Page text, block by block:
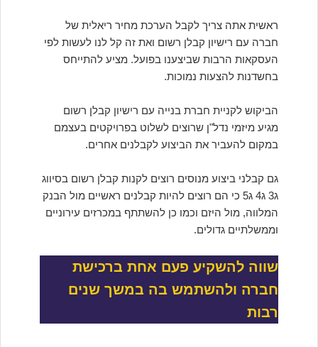
ראשית אתה צריך לקבל הערכת מחיר ריאלית של
חברה עם רישיון קבלן רשום ואת זה קל לנו לעשות לפי
העסקאות הרבות שביצענו בפועל. מציע להתייחס
בחשדנות להצעות נמוכות.
הביקוש לקניית חברת בנייה עם רישיון קבלן רשום
מגיע מיזמי נדל"ן שרוצים לשלוט בפרויקטים בעצמם
במקום להעביר את הביצוע לקבלנים אחרים.
גם קבלני ביצוע מנוסים רוצים לקנות קבלן רשום בסיווג
ג3 ג4 ג5 כי הם רוצים להיות קבלנים ראשיים מול הבנק
המלווה, מול היזם וכמו כן להשתתף במכרזים עירוניים
וממשלתיים גדולים.
שווה להשקיע פעם אחת ברכישת
חברה ולהשתמש בה במשך שנים
רבות